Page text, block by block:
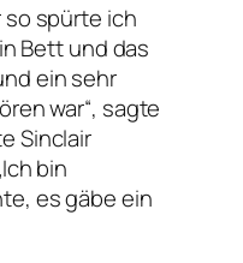
so spürte ich
Bett und das
ein sehr
war“, sagte
Sinclair
bin
es gäbe ein